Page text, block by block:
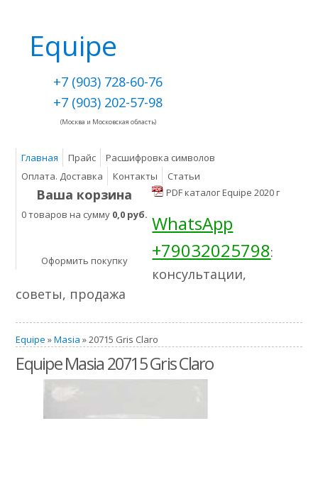
Equipe
+7 (903) 728-60-76
+7 (903) 202-57-98
(Москва и Московская область)
Главная Прайс
Расшифровка символов
Оплата. Доставка
Контакты Статьи
Ваша корзина
0 товаров на сумму 0,0 руб.
Оформить покупку
PDF каталог Equipe 2020 г
WhatsApp
+79032025798:
консультации,
советы, продажа
Equipe »Masia » 20715 Gris Claro
Equipe Masia 20715 Gris Claro